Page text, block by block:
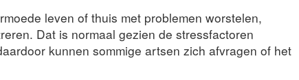
leven of thuis met problemen worstelen,
Dat is normaal gezien de stressfactoren
kunnen sommige artsen zich afvragen of het